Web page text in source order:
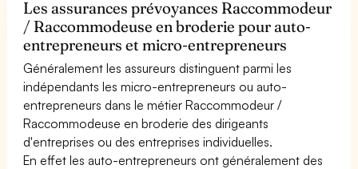
Les assurances prévoyances Raccommodeur
/ Raccommodeuse en broderie pour auto-
entrepreneurs et micro-entrepreneurs
Généralement les assureurs distinguent parmi les
indépendants les micro-entrepreneurs ou auto-
entrepreneurs dans le métier Raccommodeur /
Raccommodeuse en broderie des dirigeants
d'entreprises ou des entreprises individuelles.
En effet les auto-entrepreneurs ont généralement des